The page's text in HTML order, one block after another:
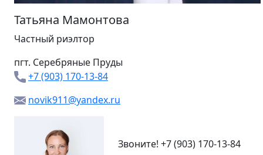
Татьяна Мамонтова
Частный риэлтор
пгт. Серебряные Пруды
+7 (903) 170-13-84
novik911@yandex.ru
Звоните! +7 (903) 170-13-84